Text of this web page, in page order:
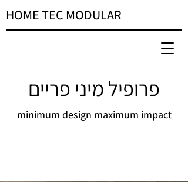
HOME TEC MODULAR
פרופיל מיני פריים
minimum design maximum impact